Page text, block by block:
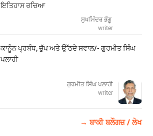
ਇਤਿਹਾਸ ਰਚਿਆ
ਸੁਖਮਿੰਦਰ ਭੰਗੂ
writer
ਕਾਨੂੰਨ ਪ੍ਰਬੰਧ, ਚੁੱਪ ਅਤੇ ਉੱਠਦੇ ਸਵਾਲ/- ਗੁਰਮੀਤ ਸਿੰਘ
ਪਲਾਹੀ
ਗੁਰਮੀਤ ਸਿੰਘ ਪਲਾਹੀ
writer
→ ਬਾਕੀ ਬਲੌਗਜ਼ / ਲੇਖ